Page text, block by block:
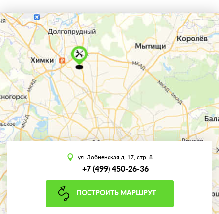
ул. Лобненская д. 17, стр. 8
+7 (499) 450-26-36
ПОСТРОИТЬ МАРШРУТ